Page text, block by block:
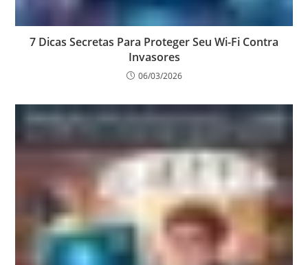
7 Dicas Secretas Para Proteger Seu Wi-Fi Contra
Invasores
06/03/2026